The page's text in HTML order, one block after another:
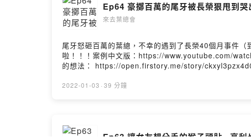
Ep64 豪擲百萬的尾牙被長榮狠甩到哭
來去葉總會
尾牙怒砸百萬的葉總，不幸的遇到了長榮40個月事件
啦！！！案例中文版：https://www.youtube.com/
的想法： https://open.firstory.me/story/
2022-01-03 · 39 分鐘